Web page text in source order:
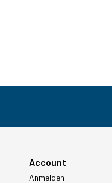
Account
Anmelden